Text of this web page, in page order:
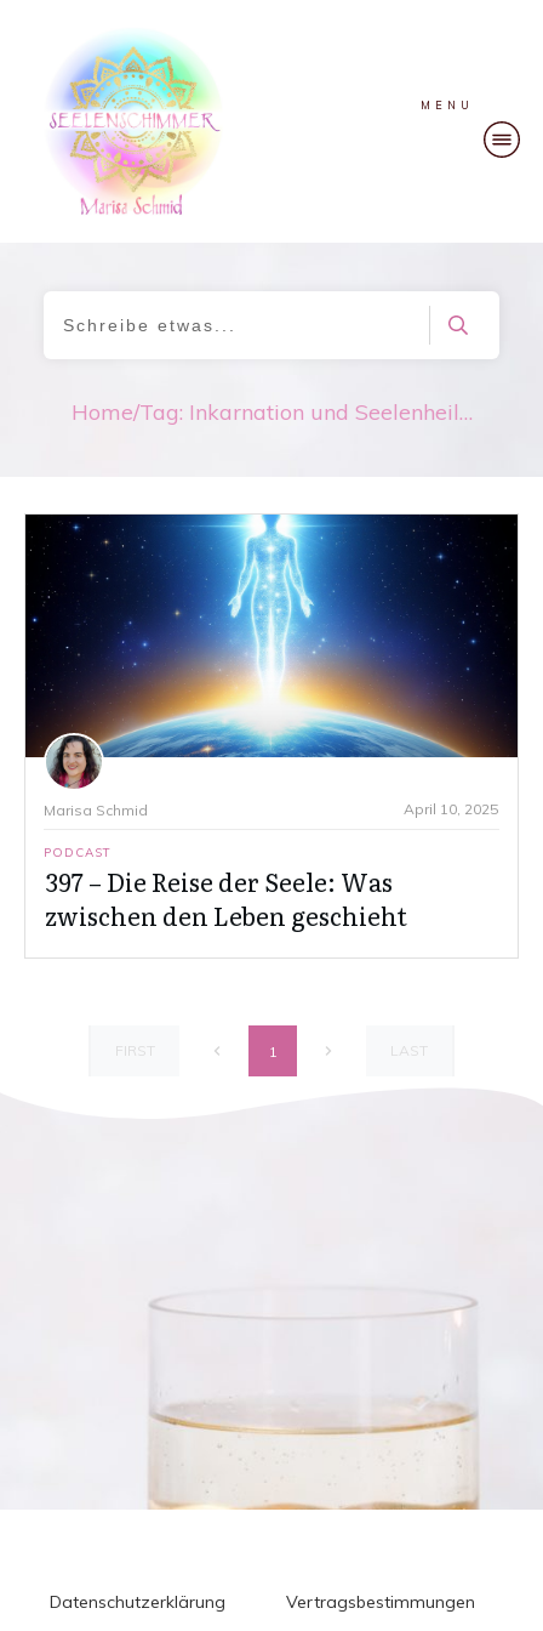
MENU
Home/ Tag: Inkarnation und Seelenheilung
Marisa Schmid April 10, 2025
PODCAST
397 – Die Reise der Seele: Was
zwischen den Leben geschieht
FIRST 1 LAST
Datenschutzerklärung
Vertragsbestimmungen